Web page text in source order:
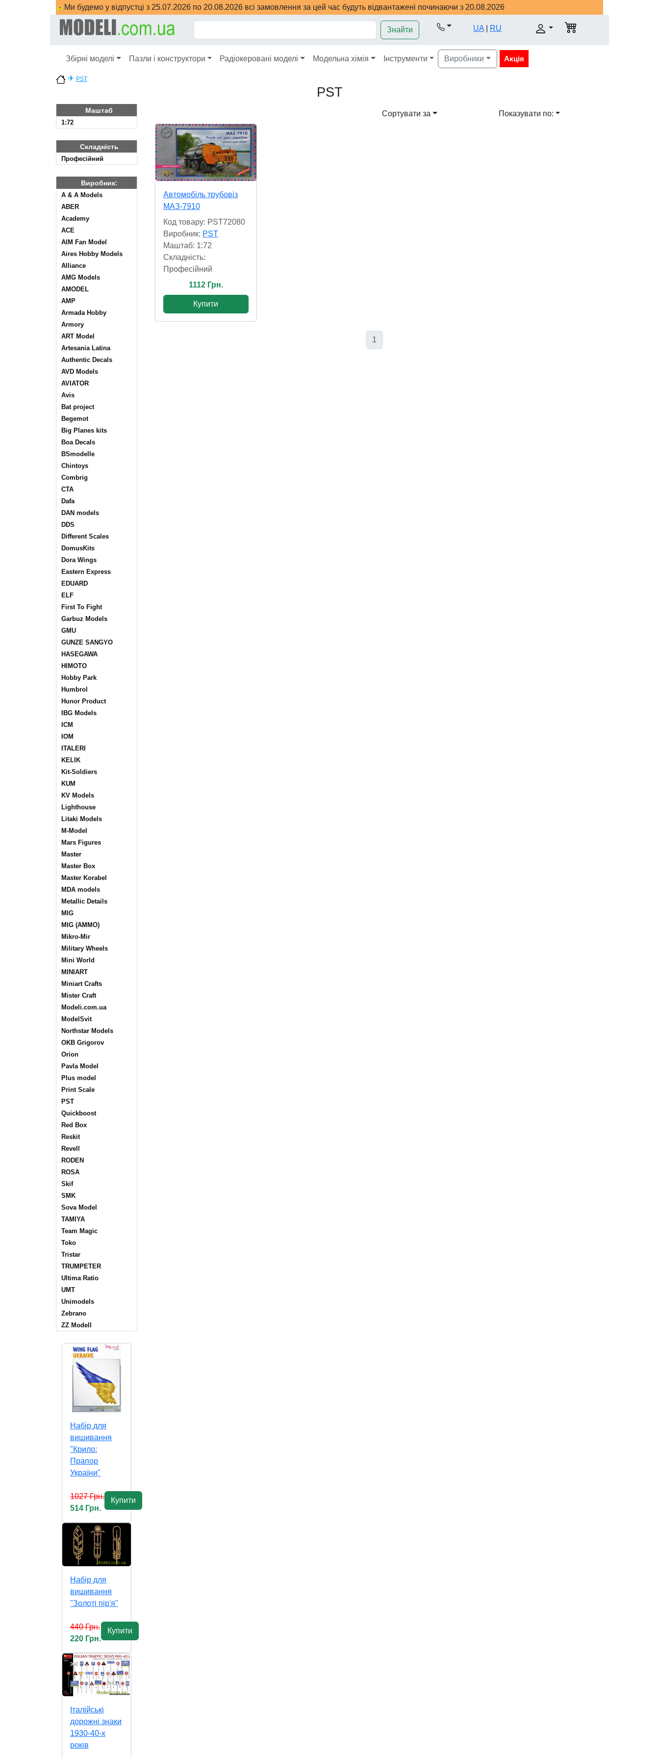
Ми будемо у відпустці з 25.07.2026 по 20.08.2026 всі замовлення за цей час будуть відвантажені починаючи з 20.08.2026
Знайти UA RU
Збірні моделі Пазли і конструктори Радіокеровані моделі Модельна хімія Інструменти Виробники Акція
✈ PST
PST
Маштаб
1:72
Складність
Професійний
Виробник:
A & A Models
ABER
Academy
ACE
AIM Fan Model
Aires Hobby Models
Alliance
AMG Models
AMODEL
AMP
Armada Hobby
Armory
ART Model
Artesania Latina
Authentic Decals
AVD Models
AVIATOR
Avis
Bat project
Begemot
Big Planes kits
Boa Decals
BSmodelle
Chintoys
Combrig
CTA
Dafa
DAN models
DDS
Different Scales
DomusKits
Dora Wings
Eastern Express
EDUARD
ELF
First To Fight
Garbuz Models
GMU
GUNZE SANGYO
HASEGAWA
HIMOTO
Hobby Park
Humbrol
Hunor Product
IBG Models
ICM
IOM
ITALERI
KELIK
Kit-Soldiers
KUM
KV Models
Lighthouse
Litaki Models
M-Model
Mars Figures
Master
Master Box
Master Korabel
MDA models
Metallic Details
MIG
MIG (AMMO)
Mikro-Mir
Military Wheels
Mini World
MINIART
Miniart Crafts
Mister Craft
Modeli.com.ua
ModelSvit
Northstar Models
OKB Grigorov
Orion
Pavla Model
Plus model
Print Scale
PST
Quickboost
Red Box
Reskit
Revell
RODEN
ROSA
Skif
SMK
Sova Model
TAMIYA
Team Magic
Toko
Tristar
TRUMPETER
Ultima Ratio
UMT
Unimodels
Zebrano
ZZ Modell
Набір для
вишивання
"Крило:
Прапор
України"
1027 Грн.
514 Грн.
Купити
Набір для
вишивання
"Золоті пір'я"
440 Грн.
220 Грн.
Купити
Італійські
дорожні знаки
1930-40-х
років
Сортувати за Показувати по:
Автомобіль трубовіз
МАЗ-7910
Код товару: PST72080
Виробник: PST
Маштаб: 1:72
Складність:
Професійний
1112 Грн.
Купити
1